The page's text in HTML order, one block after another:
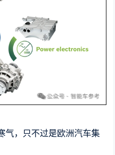
气，只不过是欧洲汽车集